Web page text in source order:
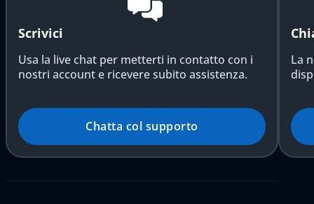
Scrivici
Usa la live chat per metterti in contatto con i
nostri account e ricevere subito assistenza.
Chatta col supporto
La